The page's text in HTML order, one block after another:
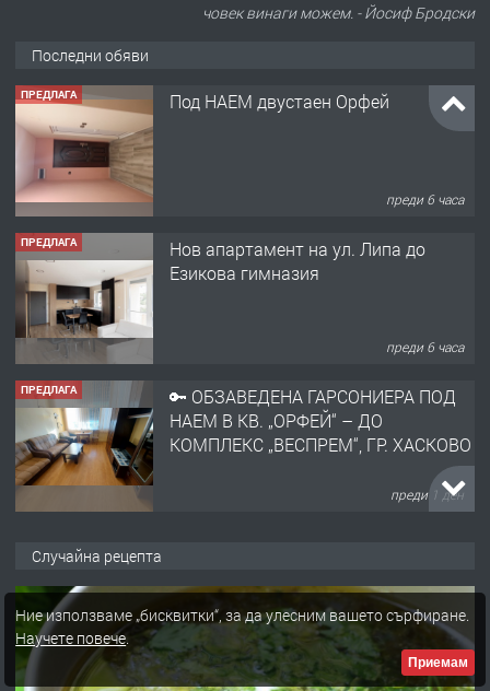
човек винаги можем. - Йосиф Бродски
Последни обяви
ПРЕДЛАГА
Нов апартамент на ул. Липа до
преди 6 часа
ПРЕДЛАГА
🔑 ОБЗАВЕДЕНА ГАРСОНИЕРА ПОД
НАЕМ В КВ. „ОРФЕЙ“ – ДО
преди 1 ден
ПРЕДЛАГА
НАПЪЛНО ОБЗАВЕДЕН И
ОБОРУДВАН ТРИСТАЕН
АПАРТАМЕНТ В ЦЕНТЪРА НА ГР.
преди 2 дни
преди 2 дни
ПРЕДЛАГА
Случайна рецепта
Ние използваме „бисквитки“, за да улесним вашето сърфиране.
Научете повече.
Приемам